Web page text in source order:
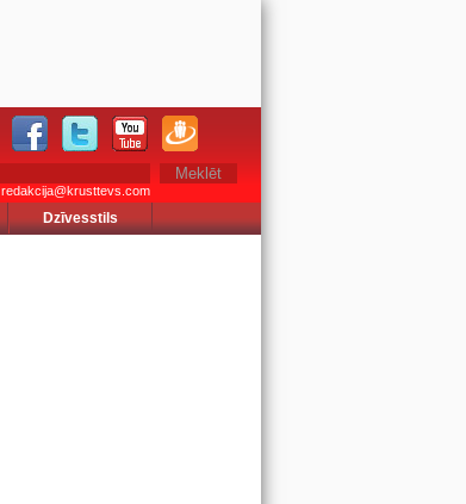
redakcija@krusttevs.com
Dzīvesstils